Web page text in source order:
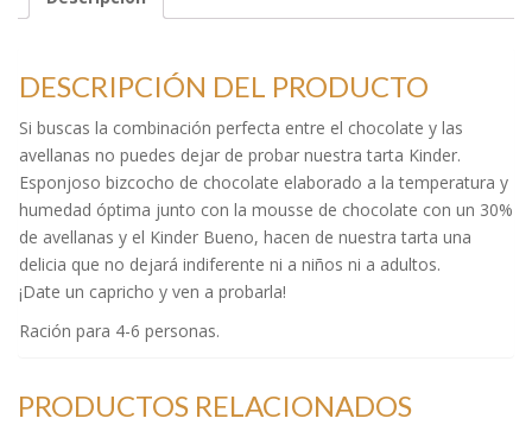
DESCRIPCIÓN DEL PRODUCTO
Si buscas la combinación perfecta entre el chocolate y las
avellanas no puedes dejar de probar nuestra tarta Kinder.
Esponjoso bizcocho de chocolate elaborado a la temperatura y
humedad óptima junto con la mousse de chocolate con un 30%
de avellanas y el Kinder Bueno, hacen de nuestra tarta una
delicia que no dejará indiferente ni a niños ni a adultos.
¡Date un capricho y ven a probarla!
Ración para 4-6 personas.
PRODUCTOS RELACIONADOS